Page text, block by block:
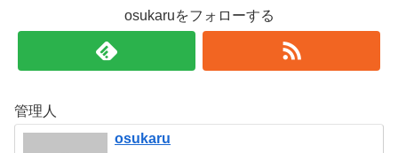
osukaruをフォローする
管理人
osukaru